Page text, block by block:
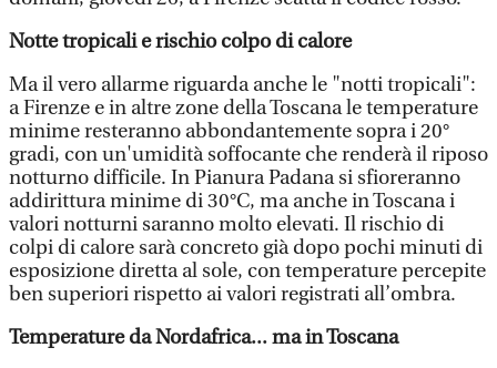
Notte tropicali e rischio colpo di calore
Ma il vero allarme riguarda anche le "notti tropicali":
a Firenze e in altre zone della Toscana le temperature
minime resteranno abbondantemente sopra i 20°
gradi, con un'umidità soffocante che renderà il riposo
notturno difficile. In Pianura Padana si sfioreranno
addirittura minime di 30°C, ma anche in Toscana i
valori notturni saranno molto elevati. Il rischio di
colpi di calore sarà concreto già dopo pochi minuti di
esposizione diretta al sole, con temperature percepite
ben superiori rispetto ai valori registrati all’ombra.
Temperature da Nordafrica... ma in Toscana